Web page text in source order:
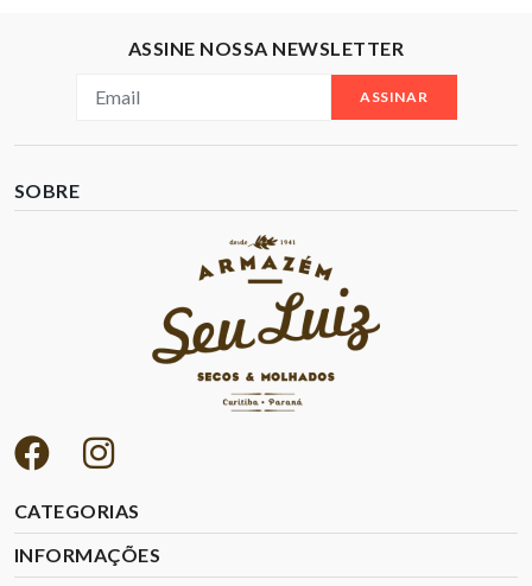
ASSINE NOSSA NEWSLETTER
ASSINAR
SOBRE
CATEGORIAS
INFORMAÇÕES